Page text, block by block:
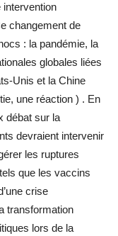
intervention
changement de
: la pandémie, la
globales liées
Unis et la Chine
une réaction ) . En
débat sur la
devraient intervenir
les ruptures
que les vaccins
crise
transformation
lors de la